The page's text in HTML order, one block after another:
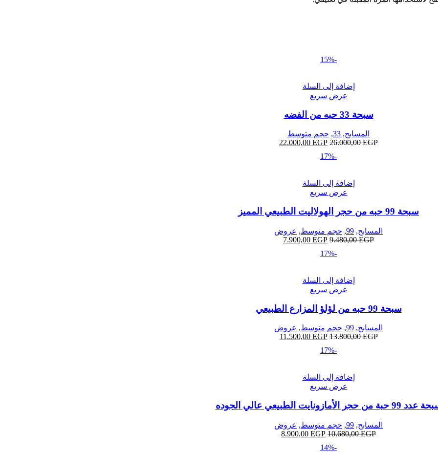
-15%
إضافة إلى السلة
عرض سريع
سبحة 33 حبه من الفضه
المسابح,
33
, حجم متوسط
26.000,00EGP
22.000,00 EGP
-17%
إضافة إلى السلة
عرض سريع
سبحة 99 حبه من حجر الهولاليت الطبيعي المميز
المسابح,
99
, حجم متوسط, عروض
9.480,00EGP
7.900,00 EGP
-17%
إضافة إلى السلة
عرض سريع
سبحة 99 حبه من لؤلؤ المزارع الطبيعي
المسابح,
99
, حجم متوسط, عروض
13.800,00EGP
11.500,00 EGP
-17%
إضافة إلى السلة
عرض سريع
99 حبة من حجر الأمازونايت الطبيعي عالي الجوده
المسابح,
99
, حجم متوسط, عروض
10.680,00EGP
8.900,00 EGP
-14%